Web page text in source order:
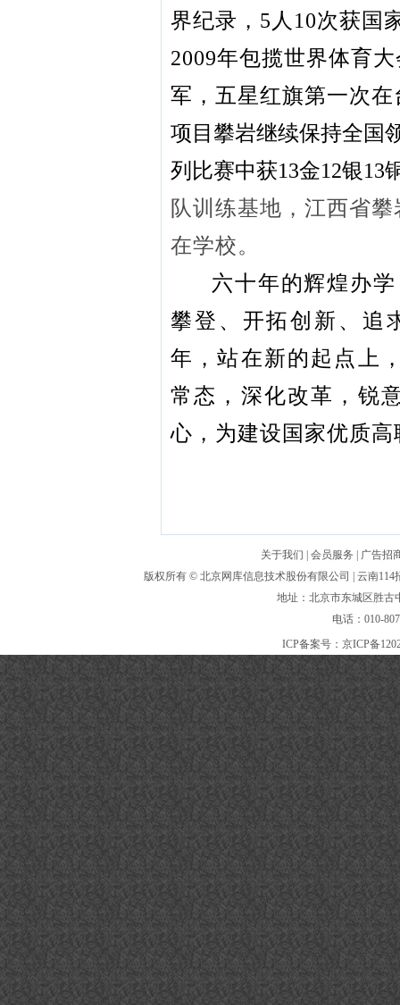
界纪录，5人10次获国
2009年包揽世界体育
军，五星红旗第一次
项目攀岩继续保持全国
列比赛中获13金12银13
队训练基地，江西省
在学校。
六十年的辉煌办
攀登、开拓创新、追
年，站在新的起点上
常态，深化改革，锐
心，为建设国家优质
关于我们 会员服务
广告招
版权所有 © 北京网库信息技术股份有限公司
| 云南
地址：北京市东城区胜
电话：010-
ICP备案号： 京ICP备